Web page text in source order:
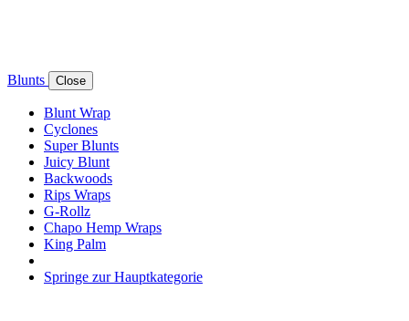
Blunts Close
Blunt Wrap
Cyclones
Super Blunts
Juicy Blunt
Backwoods
Rips Wraps
G-Rollz
Chapo Hemp Wraps
King Palm
Springe zur Hauptkategorie